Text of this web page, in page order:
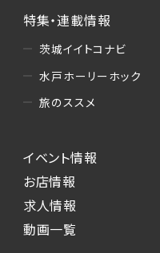
特集・連載情報
茨城イイトコナビ
水戸ホーリーホック
旅のススメ
イベント情報
お店情報
求人情報
動画一覧